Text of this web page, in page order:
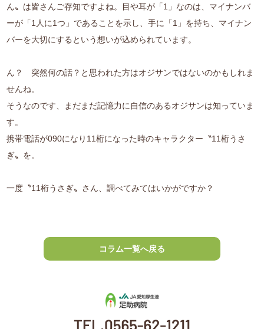
ん〟は皆さんご存知ですよね。目や耳が「1」なのは、マイナンバ
ーが「1人に1つ」であることを示し、手に「1」を持ち、マイナン
バーを大切にするという想いが込められています。
ん？ 突然何の話？と思われた方はオジサンではないのかもしれま
せんね。
そうなのです、まだまだ記憶力に自信のあるオジサンは知っていま
す。
携帯電話が090になり11桁になった時のキャラクター〝11桁うさ
ぎ〟を。
一度〝11桁うさぎ〟さん、調べてみてはいかがですか？
コラム一覧へ戻る